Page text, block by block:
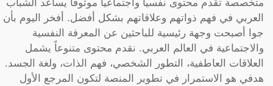
متخصصة تقدم محتوى نفسياً واجتماعياً موثوقاً يساعد الشباب
العربي في فهم ذواتهم وعلاقاتهم بشكل أفضل. أفخر اليوم بأن
جوا أصبحت وجهة رئيسية للباحثين عن المعرفة النفسية
والاجتماعية في العالم العربي. نقدم محتوى متنوعاً يشمل
العلاقات العاطفية، التطور الشخصي، فهم الذات، ولغة الجسد.
هدفي هو الاستمرار في تطوير المنصة لتكون المرجع الأول